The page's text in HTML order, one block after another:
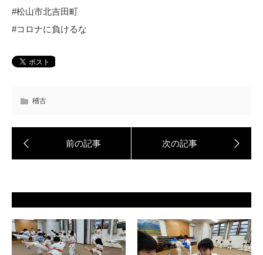
#松山市北吉田町
#コロナに負けるな
稽古